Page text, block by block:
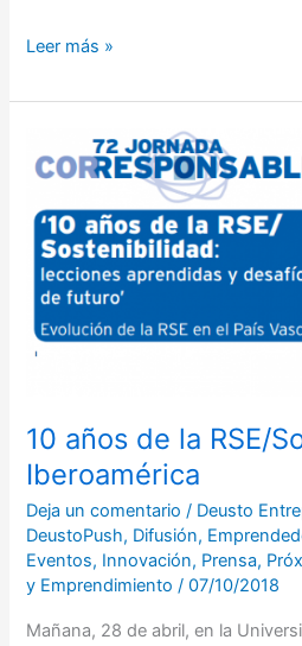
Leer más »
10 años de la RSE/
Iberoamérica
Deja un comentario / Deusto
DeustoPush, Difusión,
Eventos, Innovación, Prensa,
y Emprendimiento/07/10/2018
Mañana, 28 de abril, en la
años
la
RSE/Sostenibilidad
en
Iberoamérica